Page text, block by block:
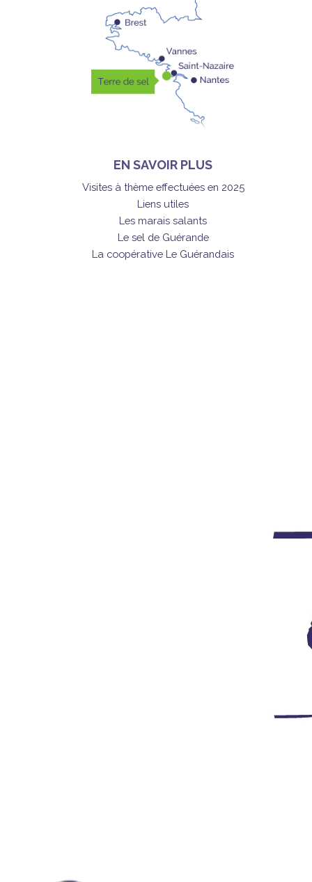
EN SAVOIR PLUS
Visites à thème effectuées en 2025
Liens utiles
Les marais salants
Le sel de Guérande
La coopérative Le Guérandais